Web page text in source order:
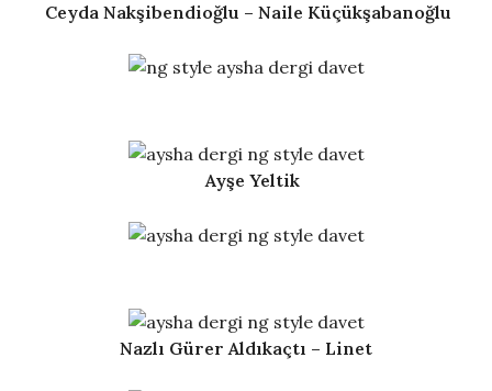
Ceyda Nakşibendioğlu – Naile Küçükşabanoğlu
Ayşe Yeltik
Nazlı Gürer Aldıkaçtı – Linet